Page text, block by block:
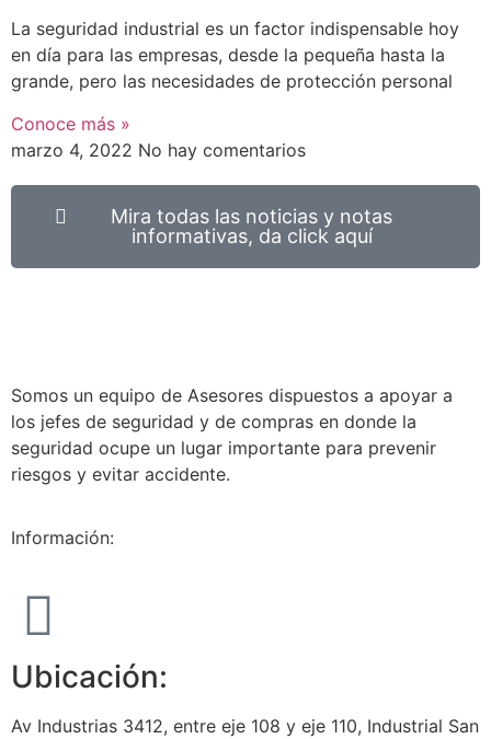
La seguridad industrial es un factor indispensable hoy
en día para las empresas, desde la pequeña hasta la
grande, pero las necesidades de protección personal
Conoce más »
marzo 4, 2022 No hay comentarios
Mira todas las noticias y notas
informativas, da click aquí
Somos un equipo de Asesores dispuestos a apoyar a
los jefes de seguridad y de compras en donde la
seguridad ocupe un lugar importante para prevenir
riesgos y evitar accidente.
Información:
Ubicación:
Av Industrias 3412, entre eje 108 y eje 110, Industrial San